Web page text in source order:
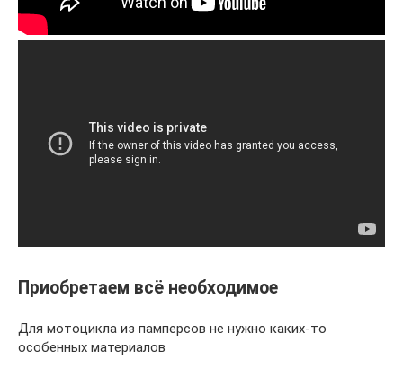
Приобретаем всё необходимое
Для мотоцикла из памперсов не нужно каких-то
особенных материалов